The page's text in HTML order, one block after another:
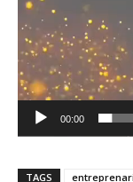
00:00
TAGS